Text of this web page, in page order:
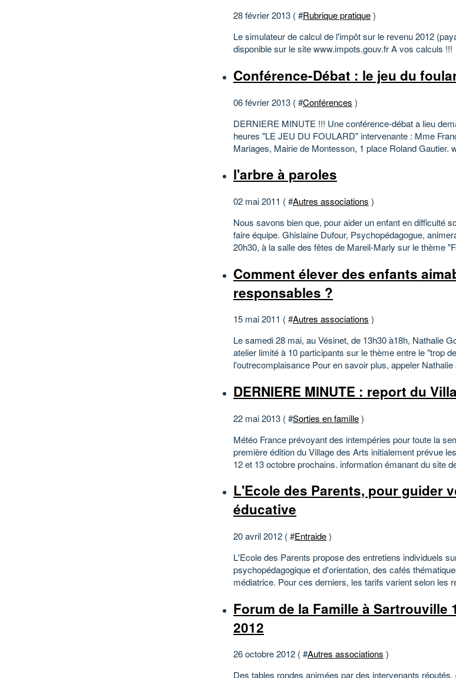
28 février 2013 ( #Rubrique pratique)
Le simulateur de calcul de l'impôt sur le revenu 2012
disponible sur le site www.impots.gouv.fr A vos calculs !!!
Conférence-Débat : le jeu du
06 février 2013 ( #Conférences )
DERNIERE MINUTE !!! Une conférence-débat a lieu
heures "LE JEU DU FOULARD" intervenante : Mme
Mariages, Mairie de Montesson, 1 place Roland Gautier.
l'arbre à paroles
02 mai 2011 ( #Autres associations )
Nous savons bien que, pour aider un enfant en difficulté
faire équipe. Ghislaine Dufour, Psychopédagogue,
20h30, à la salle des fêtes de Mareil-Marly sur le thème
Comment élever des enfants
responsables ?
15 mai 2011 ( #Autres associations )
Le samedi 28 mai, au Vésinet, de 13h30 à18h, Nathalie
atelier limité à 10 participants sur le thème entre le "trop
l'outrecomplaisance Pour en savoir plus, appeler
DERNIERE MINUTE : report du
22 mai 2013 ( #Sorties en famille)
Météo France prévoyant des intempéries pour toute la
première édition du Village des Arts initialement prévue
12 et 13 octobre prochains. information émanant du site
L'Ecole des Parents, pour guider
éducative
20 avril 2012 ( #Entraide)
L'Ecole des Parents propose des entretiens individuels
psychopédagogique et d'orientation, des cafés
médiatrice. Pour ces derniers, les tarifs varient selon les
Forum de la Famille à Sartrouville
2012
26 octobre 2012 ( #Autres associations )
Des tables rondes animées par des intervenants